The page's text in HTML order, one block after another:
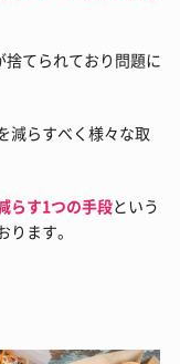
てられており問題に
減らすべく様々な取
らす1つの手段という
ます。